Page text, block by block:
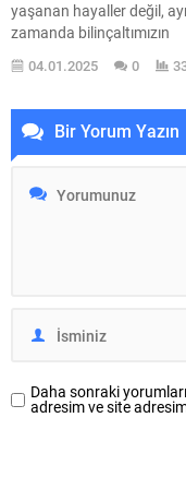
yaşanan hayaller değil,
zamanda bilinçaltımızın
derinliklerinden gelen
Ahtapot kolu, rüya
temsil eder. Bu makalede,
kolunun rüya yorumları,
anlamları ve psikolojik
üzerine detaylı bilgiler
sunulacaktır. Ahtapot
04.01.2025 0
Bir Yorum Yazın
Daha sonraki
adresim ve site